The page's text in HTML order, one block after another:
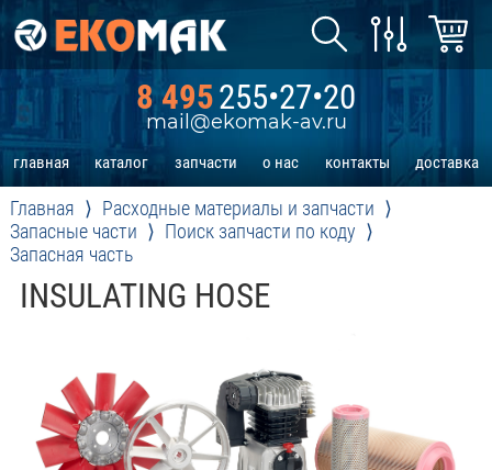
8 495255•27•20
mail@ekomak-av.ru
главная каталог запчасти о нас контакты доставка
Главная
Расходные материалы и запчасти
Запасные части
Поиск запчасти по коду
Запасная часть
INSULATING HOSE